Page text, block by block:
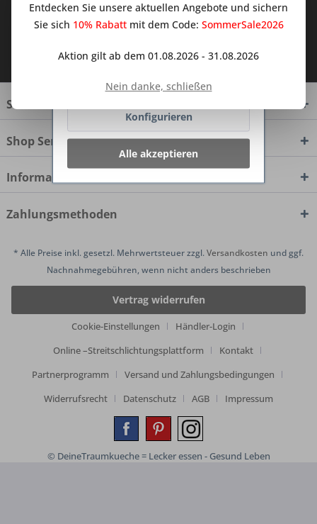
zur Kenntnis genommen.
Service Hotline
Shop Service
Informationen
Zahlungsmethoden
* Alle Preise inkl. gesetzl. Mehrwertsteuer zzgl.Versandkosten und ggf.
Nachnahmegebühren, wenn nicht anders beschrieben
Vertrag widerrufen
Cookie-Einstellungen
Händler-Login
Online –Streitschlichtungsplattform
Kontakt
Partnerprogramm
Versand und Zahlungsbedingungen
Widerrufsrecht
Datenschutz AGB Impressum
© DeineTraumkueche = Lecker essen - Gesund Leben
Entdecken Sie unsere aktuellen Angebote und sichern
Sie sich 10% Rabattmit dem Code: SommerSale2026
Aktion gilt ab dem 01.08.2026 - 31.08.2026
Nein danke, schließen
Netzwerken vereinfachen sollen,
werden nur mit Ihrer Zustimmung
Ablehnen
Konfigurieren
Alle akzeptieren